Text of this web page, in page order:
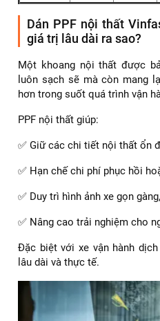
Dán PPF nội thất
giá trị lâu dài ra sao?
Một khoang nội thất được
luôn sạch sẽ mà còn mang
hơn trong suốt quá trình vận
PPF nội thất giúp:
✅ Giữ các chi tiết nội thất ổn
✅ Hạn chế chi phí phục hồi
✅ Duy trì hình ảnh xe gọn
✅ Nâng cao trải nghiệm cho
Đặc biệt với xe vận hành
lâu dài và thực tế.